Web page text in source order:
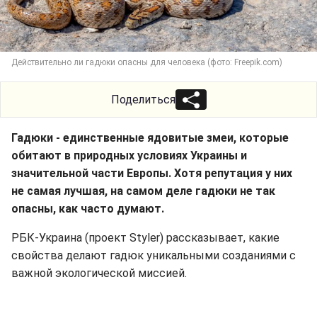
Действительно ли гадюки опасны для человека (фото: Freepik.com)
Поделиться
Гадюки - единственные ядовитые змеи, которые
обитают в природных условиях Украины и
значительной части Европы. Хотя репутация у них
не самая лучшая, на самом деле гадюки не так
опасны, как часто думают.
РБК-Украина (проект Styler) рассказывает, какие
свойства делают гадюк уникальными созданиями с
важной экологической миссией.